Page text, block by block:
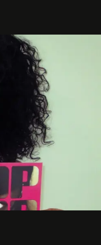
en de
nieuwe adressen
lunches tot